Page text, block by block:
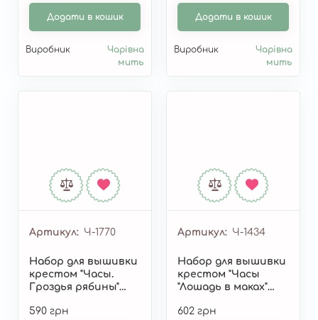
Додати в кошик
Виробник
Чарівна
мить
Додати в кошик
Виробник
Чарівна
мить
Артикул Ч-1770
Набор для вышивки
крестом "Часы.
Гроздья рябины"
590 грн
Артикул Ч-1434
Набор для вышивки
крестом "Часы
"Лошадь в маках"
602 грн